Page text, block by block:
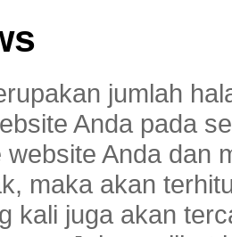
jumlah
Anda pada
Anda dan
maka akan
kali juga akan